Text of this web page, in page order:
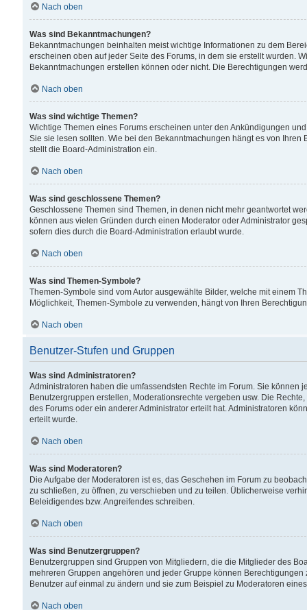
Nach oben
Was sind Bekanntmachungen?
Bekanntmachungen beinhalten meist wichtige Informationen zu dem
erscheinen oben auf jeder Seite des Forums, in dem sie erstellt wurden.
Bekanntmachungen erstellen können oder nicht. Die Berechtigungen
Nach oben
Was sind wichtige Themen?
Wichtige Themen eines Forums erscheinen unter den Ankündigungen
Sie sie lesen sollten. Wie bei den Bekanntmachungen hängt es von
stellt die Board-Administration ein.
Nach oben
Was sind geschlossene Themen?
Geschlossene Themen sind Themen, in denen nicht mehr geantwortet
können aus vielen Gründen durch einen Moderator oder Administrator
sofern dies durch die Board-Administration erlaubt wurde.
Nach oben
Was sind Themen-Symbole?
Themen-Symbole sind vom Autor ausgewählte Bilder, welche mit einem
Möglichkeit, Themen-Symbole zu verwenden, hängt von Ihren
Nach oben
Benutzer-Stufen und Gruppen
Was sind Administratoren?
Administratoren haben die umfassendsten Rechte im Forum. Sie können
Benutzergruppen erstellen, Moderationsrechte vergeben usw. Die
des Forums oder ein anderer Administrator erteilt hat. Administratoren
erteilt wurde.
Nach oben
Was sind Moderatoren?
Die Aufgabe der Moderatoren ist es, das Geschehen im Forum zu
zu schließen, zu öffnen, zu verschieben und zu teilen. Üblicherweise
Beleidigendes bzw. Angreifendes schreiben.
Nach oben
Was sind Benutzergruppen?
Benutzergruppen sind Gruppen von Mitgliedern, die die Mitglieder des
mehreren Gruppen angehören und jeder Gruppe können
Benutzer auf einmal zu ändern und sie zum Beispiel zu Moderatoren
Nach oben